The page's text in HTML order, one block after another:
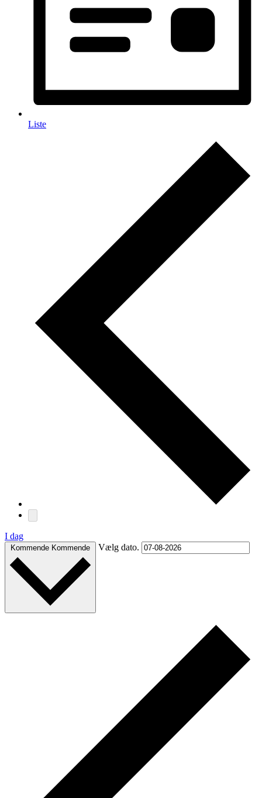
Liste
I dag
Kommende Kommende Vælg dato.